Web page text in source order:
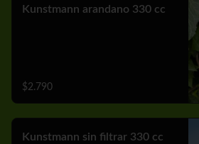
Kunstmann arandano 330 cc
$2.790
Kunstmann sin filtrar 330 cc